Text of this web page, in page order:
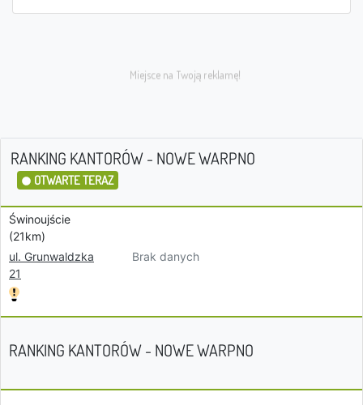
RANKING KANTORÓW - NOWE WARPNO
OTWARTE TERAZ
Świnoujście
(21km)
ul. Grunwaldzka
21
Brak danych
RANKING KANTORÓW - NOWE WARPNO